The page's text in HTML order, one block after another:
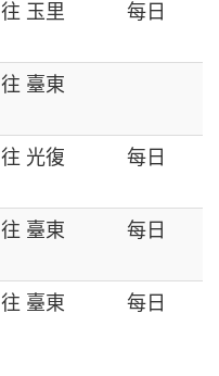
往 玉里 每日
往 臺東
往 光復 每日
往 臺東 每日
往 臺東 每日